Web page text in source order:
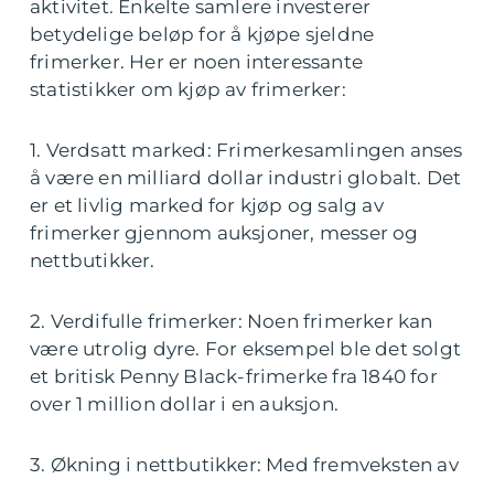
aktivitet. Enkelte samlere investerer
betydelige beløp for å kjøpe sjeldne
frimerker. Her er noen interessante
statistikker om kjøp av frimerker:
1. Verdsatt marked: Frimerkesamlingen anses
å være en milliard dollar industri globalt. Det
er et livlig marked for kjøp og salg av
frimerker gjennom auksjoner, messer og
nettbutikker.
2. Verdifulle frimerker: Noen frimerker kan
være utrolig dyre. For eksempel ble det solgt
et britisk Penny Black-frimerke fra 1840 for
over 1 million dollar i en auksjon.
3. Økning i nettbutikker: Med fremveksten av